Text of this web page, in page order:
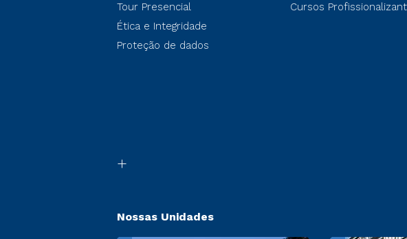
Tour Presencial
Ética e Integridade
Proteção de dados
Cursos
Nossas Unidades